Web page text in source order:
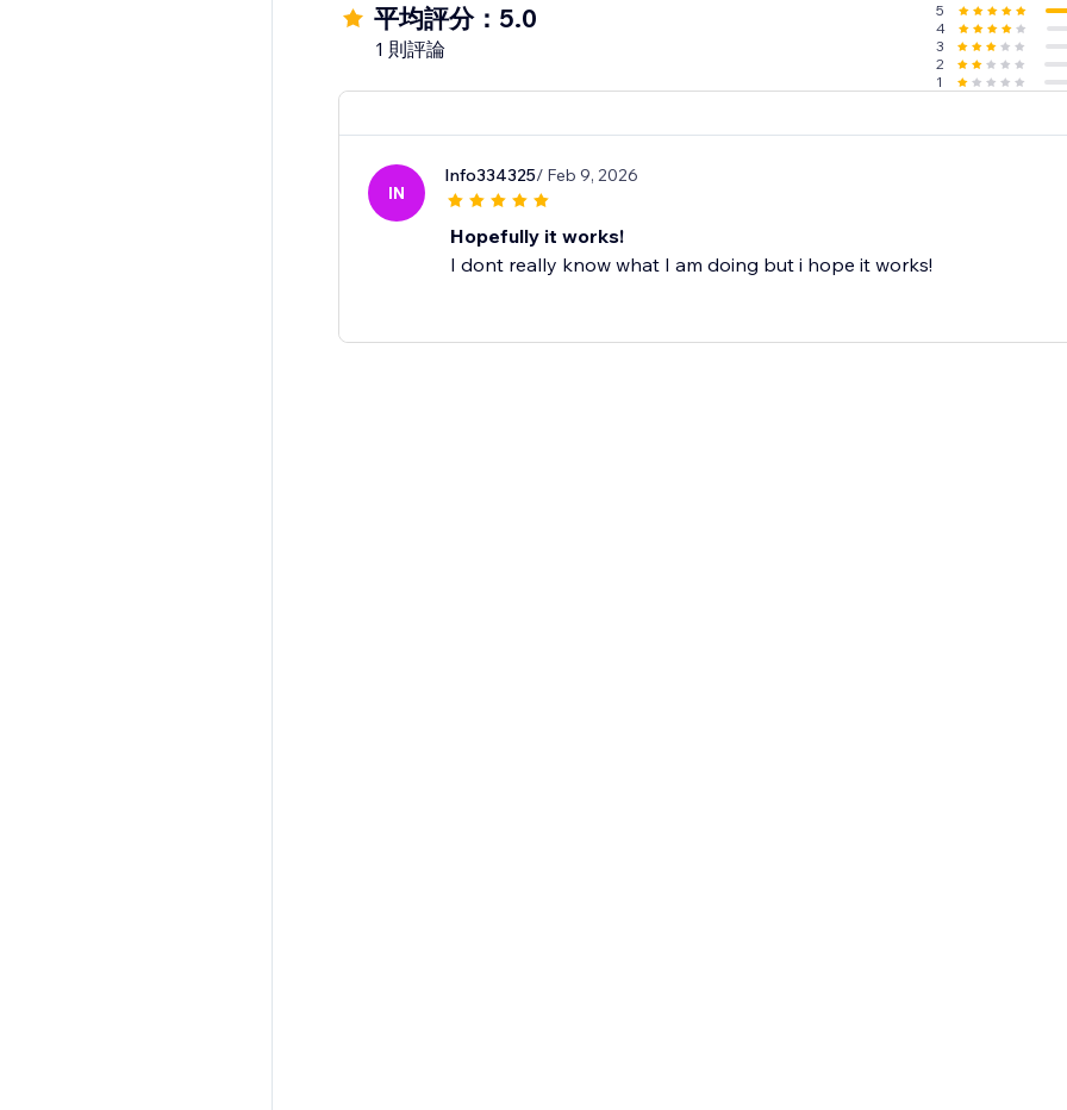
Start with a free SEO audit and build a stronger, more search-friendly website.
平均評分：5.0
1 則評論
5
4
3
2
1
IN
Info334325/ Feb 9, 2026
Hopefully it works!
I dont really know what I am doing but i hope it works!